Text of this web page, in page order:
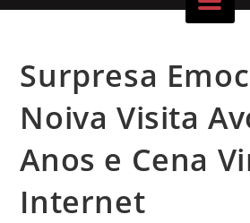
Surpresa
Noiva Visita
Anos e Cena
Internet